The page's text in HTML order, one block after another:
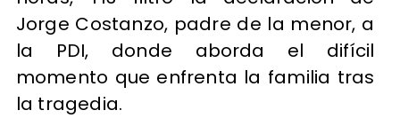
Jorge Costanzo, padre de la menor, a
la PDI, donde aborda el difícil
momento que enfrenta la familia tras
la tragedia.